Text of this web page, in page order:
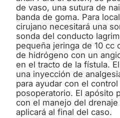
de vaso, una sutura de
banda de goma. Para
cirujano necesitará una
sonda del conducto
pequeña jeringa de 10 cc
de hidrógeno con un
en el tracto de la fístula.
una inyección de
para ayudar con el
posoperatorio. El apósito
con el manejo del
aplicará al final del caso.